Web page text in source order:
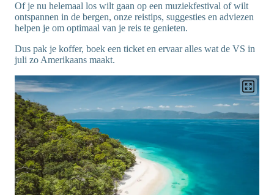
Of je nu helemaal los wilt gaan op een muziekfestival of wilt
ontspannen in de bergen, onze reistips, suggesties en adviezen
helpen je om optimaal van je reis te genieten.
Dus pak je koffer, boek een ticket en ervaar alles wat de VS in
juli zo Amerikaans maakt.